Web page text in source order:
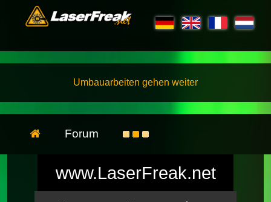
Umbauarbeiten gehen weiter
Forum
www.LaserFreak.net